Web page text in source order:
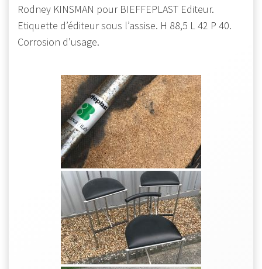
Rodney KINSMAN pour BIEFFEPLAST Editeur.
Etiquette d’éditeur sous l’assise. H 88,5 L 42 P 40.
Corrosion d’usage.